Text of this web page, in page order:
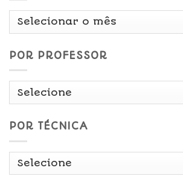
Por
POR PROFESSOR
POR TÉCNICA